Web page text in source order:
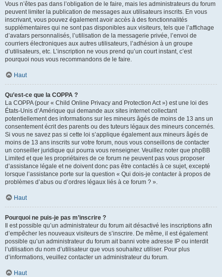
Vous n’êtes pas dans l’obligation de le faire, mais les administrateurs du forum
peuvent limiter la publication de messages aux utilisateurs inscrits. En vous
inscrivant, vous pouvez également avoir accès à des fonctionnalités
supplémentaires qui ne sont pas disponibles aux visiteurs, tels que l’affichage
d’avatars personnalisés, l’utilisation de la messagerie privée, l’envoi de
courriers électroniques aux autres utilisateurs, l’adhésion à un groupe
d’utilisateurs, etc. L’inscription ne vous prend qu’un court instant, c’est
pourquoi nous vous recommandons de le faire.
Haut
Qu’est-ce que la COPPA ?
La COPPA (pour « Child Online Privacy and Protection Act ») est une loi des
États-Unis d’Amérique qui demande aux sites internet collectant
potentiellement des informations sur les mineurs âgés de moins de 13 ans un
consentement écrit des parents ou des tuteurs légaux des mineurs concernés.
Si vous ne savez pas si cette loi s’applique également aux mineurs âgés de
moins de 13 ans inscrits sur votre forum, nous vous conseillons de contacter
un conseiller juridique qui pourra vous renseigner. Veuillez noter que phpBB
Limited et que les propriétaires de ce forum ne peuvent pas vous proposer
d’assistance légale et ne doivent donc pas être contactés à ce sujet, excepté
lorsque l’assistance porte sur la question « Qui dois-je contacter à propos de
problèmes d’abus ou d’ordres légaux liés à ce forum ? ».
Haut
Pourquoi ne puis-je pas m’inscrire ?
Il est possible qu’un administrateur du forum ait désactivé les inscriptions afin
d’empêcher les nouveaux visiteurs de s’inscrire. De même, il est également
possible qu’un administrateur du forum ait banni votre adresse IP ou interdit
l’utilisation du nom d’utilisateur que vous souhaitez utiliser. Pour plus
d’informations, veuillez contacter un administrateur du forum.
Haut